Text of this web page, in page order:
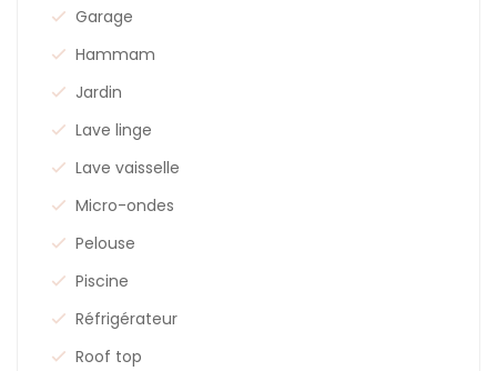
Garage
Hammam
Jardin
Lave linge
Lave vaisselle
Micro-ondes
Pelouse
Piscine
Réfrigérateur
Roof top